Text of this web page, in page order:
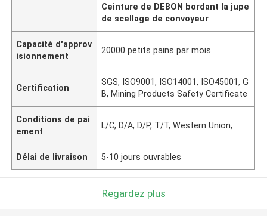
Ceinture de DEBON bordant la jupe
de scellage de convoyeur
Capacité d'approv
isionnement
20000 petits pains par mois
Certification
SGS, ISO9001, ISO14001, ISO45001, G
B, Mining Products Safety Certificate
Conditions de pai
ement
L/C, D/A, D/P, T/T, Western Union,
Délai de livraison 5-10 jours ouvrables
Regardez plus